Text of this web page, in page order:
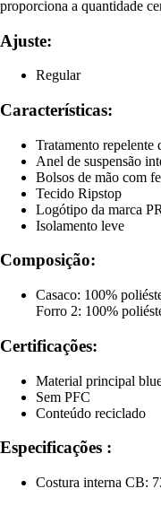
proporciona a quantidade
Ajuste:
Regular
Características:
Tratamento
Anel de suspensão
Bolsos de mão com
Tecido Ripstop
Logótipo da marca
Isolamento leve
Composição:
Casaco: 100%
Forro 2: 100%
Certificações:
Material principal
Sem PFC
Conteúdo reciclado
Especificações :
Costura interna CB: